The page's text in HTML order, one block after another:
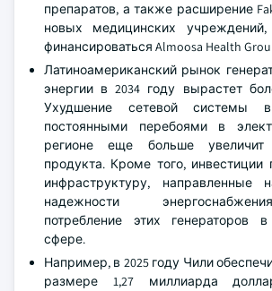
препаратов, а также расширение
новых медицинских
финансироваться Almoosa Health
Латиноамериканский рынок
энергии в 2034 году вырастет
Ухудшение сетевой системы
постоянными перебоями в
регионе еще больше увеличит
продукта. Кроме того, инвестиции
инфраструктуру, направленные
надежности
потребление этих генераторов
сфере.
Например, в 2025 году Чили
размере 1,27 миллиарда